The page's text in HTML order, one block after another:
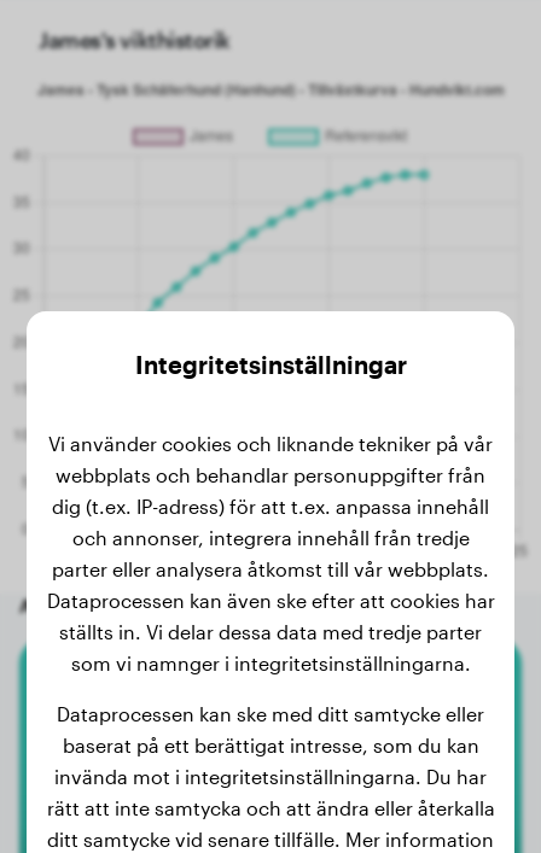
James's vikthistorik
Andra slumpmässiga hundar
Otto
Integritetsinställningar
Vi använder cookies och liknande tekniker på vår
webbplats och behandlar personuppgifter från
dig (t.ex. IP-adress) för att t.ex. anpassa innehåll
och annonser, integrera innehåll från tredje
parter eller analysera åtkomst till vår webbplats.
Dataprocessen kan även ske efter att cookies har
ställts in. Vi delar dessa data med tredje parter
som vi namnger i integritetsinställningarna.
Dataprocessen kan ske med ditt samtycke eller
baserat på ett berättigat intresse, som du kan
invända mot i integritetsinställningarna. Du har
rätt att inte samtycka och att ändra eller återkalla
ditt samtycke vid senare tillfälle. Mer information